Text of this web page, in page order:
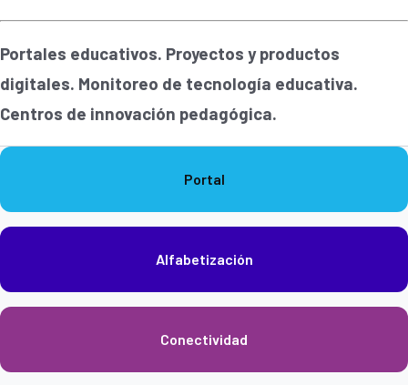
Portales educativos. Proyectos y productos
digitales. Monitoreo de tecnología educativa.
Centros de innovación pedagógica.
Portal
Alfabetización
Conectividad